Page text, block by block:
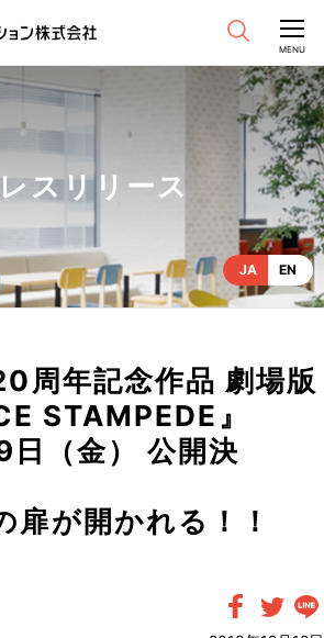
CLOSE
MENU
スリリース
JA EN
周年記念作品 劇場版
STAMPEDE』
（金） 公開決
扉が開かれる！！